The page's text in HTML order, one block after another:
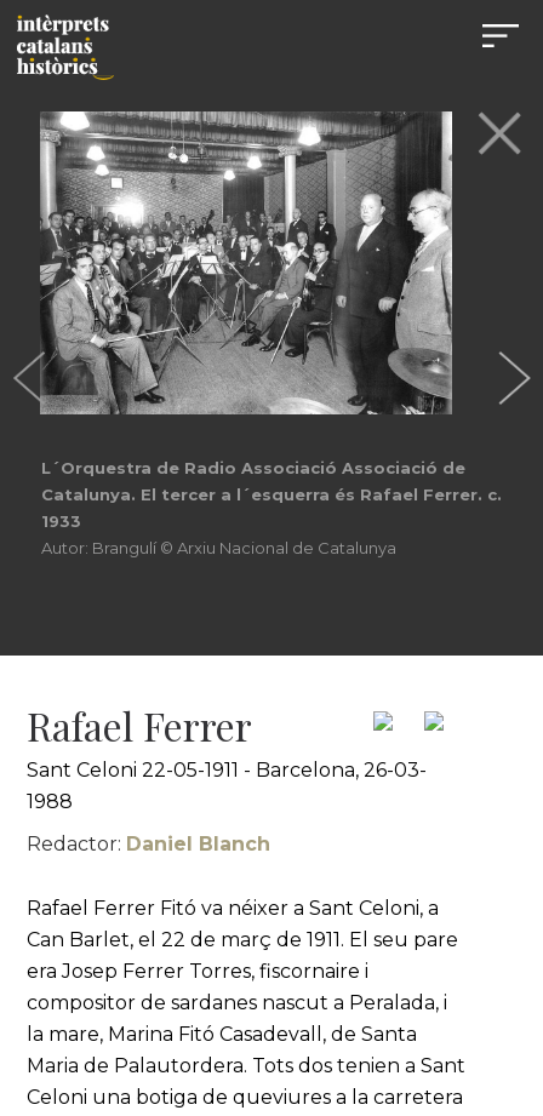
L´Orquestra de Radio Associació Associació de
Catalunya. El tercer a l´esquerra és Rafael Ferrer. c.
1933
Autor: Brangulí © Arxiu Nacional de Catalunya
Rafael Ferrer
Sant Celoni 22-05-1911 - Barcelona, 26-03-
1988
Redactor: Daniel Blanch
Rafael Ferrer Fitó va néixer a Sant Celoni, a
Can Barlet, el 22 de març de 1911. El seu pare
era Josep Ferrer Torres, fiscornaire i
compositor de sardanes nascut a Peralada, i
la mare, Marina Fitó Casadevall, de Santa
Maria de Palautordera. Tots dos tenien a Sant
Celoni una botiga de queviures a la carretera